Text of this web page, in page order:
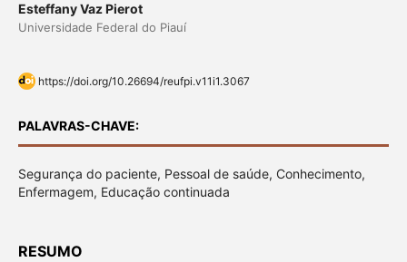
Esteffany Vaz Pierot
Universidade Federal do Piauí
https://doi.org/10.26694/reufpi.v11i1.3067
PALAVRAS-CHAVE:
Segurança do paciente, Pessoal de saúde, Conhecimento,
Enfermagem, Educação continuada
RESUMO